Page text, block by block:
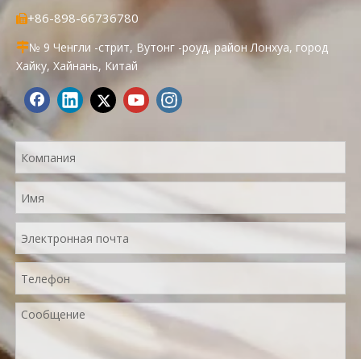
+86-898-66736780
№ 9 Ченгли -стрит, Вутонг -роуд, район Лонхуа, город
Хайку, Хайнань, Китай